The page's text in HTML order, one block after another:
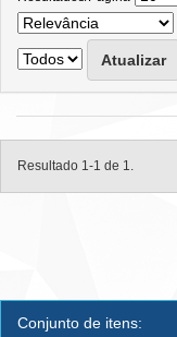
Resultado 1-1 de 1.
Conjunto de itens: